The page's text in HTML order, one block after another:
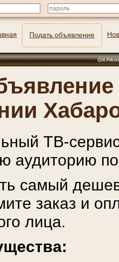
Подать объявление
ОХРАННИКИ
ТВ-
аудиторию
самый
заказ и
лица.